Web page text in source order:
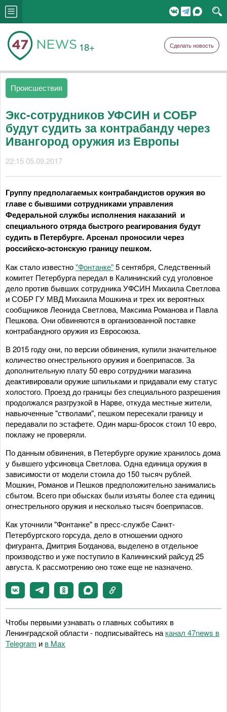
18+ Сделать новость
Происшествия
Экс-сотрудников УФСИН и СОБР
будут судить за контрабанду через
Ивангород оружия из Европы
22:15 05.09.2017
Группу предполагаемых контрабандистов оружия во
главе с бывшими сотрудниками управления
Федеральной службы исполнения наказаний и
специального отряда быстрого реагирования будут
судить в Петербурге. Арсенал проносили через
российско-эстонскую границу пешком.
Как стало известно"Фонтанке"5 сентября, Следственный
комитет Петербурга передал в Калининский суд уголовное
дело против бывших сотрудника УФСИН Михаила Светлова
и СОБР ГУ МВД Михаила Мошкина и трех их вероятных
сообщников Леонида Светлова, Максима Романова и Павла
Пешкова. Они обвиняются в организованной поставке
контрабандного оружия из Евросоюза.
В 2015 году они, по версии обвинения, купили значительное
количество огнестрельного оружия и боеприпасов. За
дополнительную плату 50 евро сотрудники магазина
деактивировали оружие шпильками и придавали ему статус
холостого. Проезд до границы без специального разрешения
продолжался разгрузкой в Нарве, откуда местные жители,
навьюченные "стволами", пешком пересекали границу и
передавали по эстафете. Один марш-бросок стоил 10 евро,
поклажу не проверяли.
По данным обвинения, в Петербурге оружие хранилось дома
у бывшего уфсиновца Светлова. Одна единица оружия в
зависимости от модели стоила до 150 тысяч рублей.
Мошкин, Романов и Пешков предположительно занимались
сбытом. Всего при обысках были изъяты более ста единиц
огнестрельного оружия и несколько тысяч боеприпасов.
Как уточнили "Фонтанке" в пресс-службе Санкт-
Петербургского горсуда, дело в отношении одного
фигуранта, Дмитрия Богданова, выделено в отдельное
производство и уже поступило в Калининский райсуд 25
августа. К рассмотрению оно тоже еще не назначено.
Чтобы первыми узнавать о главных событиях в
Ленинградской области - подписывайтесь на канал 47news в
Telegram и в Maх